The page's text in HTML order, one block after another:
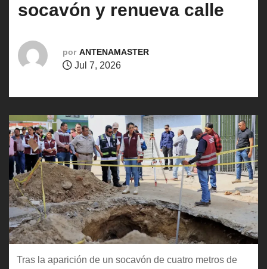
socavón y renueva calle
por ANTENAMASTER
Jul 7, 2026
Tras la aparición de un socavón de cuatro metros de